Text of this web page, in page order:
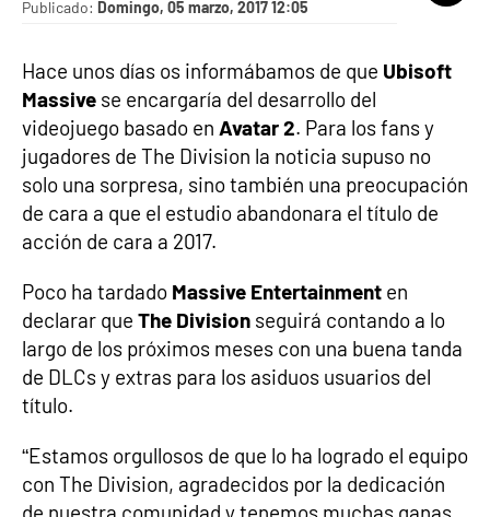
Publicado: Domingo, 05 marzo, 2017 12:05
Hace unos días os informábamos de que Ubisoft
Massive se encargaría del desarrollo del
videojuego basado en Avatar 2. Para los fans y
jugadores de The Division la noticia supuso no
solo una sorpresa, sino también una preocupación
de cara a que el estudio abandonara el título de
acción de cara a 2017.
Poco ha tardado Massive Entertainment en
declarar que The Division seguirá contando a lo
largo de los próximos meses con una buena tanda
de DLCs y extras para los asiduos usuarios del
título.
“Estamos orgullosos de que lo ha logrado el equipo
con The Division, agradecidos por la dedicación